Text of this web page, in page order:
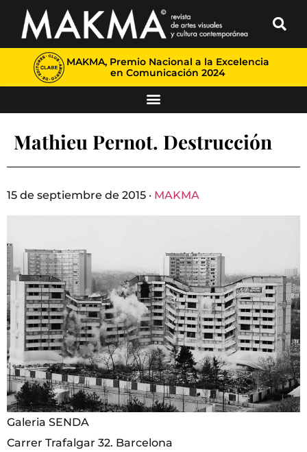
MAKMA, Premio Nacional a la Excelencia
en Comunicación 2024
Mathieu Pernot. Destrucción
15 de septiembre de 2015 · MAKMA
Galeria SENDA
Carrer Trafalgar 32. Barcelona